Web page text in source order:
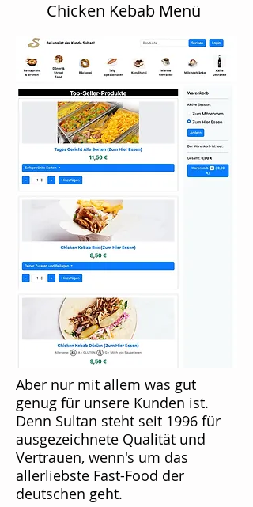
Chicken Kebab Menü
Aber nur mit allem was gut
genug für unsere Kunden ist.
Denn Sultan steht seit 1996 für
ausgezeichnete Qualität und
Vertrauen, wenn's um das
allerliebste Fast-Food der
deutschen geht.